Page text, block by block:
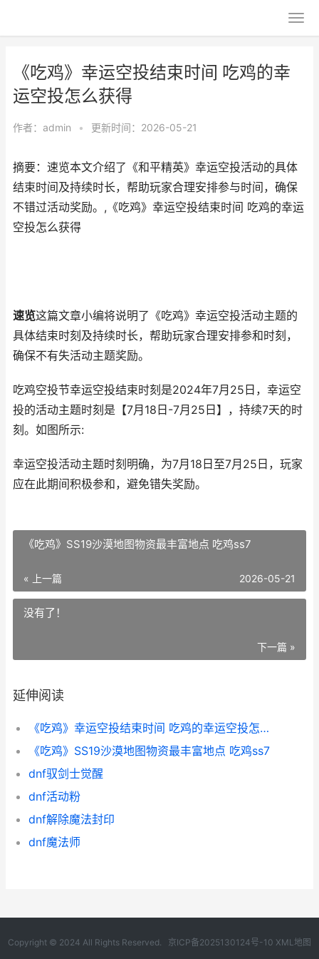
《吃鸡》幸运空投结束时间 吃鸡的幸
运空投怎么获得
作者： admin • 更新时间：2026-05-21
摘要：速览本文介绍了《和平精英》幸运空投活动的具体
结束时间及持续时长，帮助玩家合理安排参与时间，确保
不错过活动奖励。,《吃鸡》幸运空投结束时间 吃鸡的幸运
空投怎么获得
速览这篇文章小编将说明了《吃鸡》幸运空投活动主题的
具体结束时刻及持续时长，帮助玩家合理安排参和时刻，
确保不有失活动主题奖励。
吃鸡空投节幸运空投结束时刻是2024年7月25日，幸运空
投的活动主题时刻是【7月18日-7月25日】，持续7天的时
刻。如图所示:
幸运空投活动主题时刻明确，为7月18日至7月25日，玩家
应在此期间积极参和，避免错失奖励。
《吃鸡》SS19沙漠地图物资最丰富地点 吃鸡ss7
« 上一篇 2026-05-21
没有了！
下一篇 »
延伸阅读
《吃鸡》幸运空投结束时间 吃鸡的幸运空投怎么获得
《吃鸡》SS19沙漠地图物资最丰富地点 吃鸡ss7
dnf驭剑士觉醒
dnf活动粉
dnf解除魔法封印
dnf魔法师
Copyright © 2024 All Rights Reserved. 京ICP备2025130124号-10 XML地图